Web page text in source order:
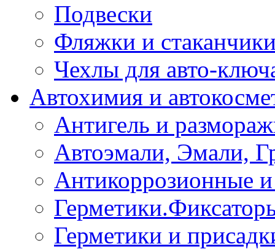
Подвески
Фляжки и
Чехлы для авто-
Автохимия и
Антигель и
Автоэмали, Эмали,
Антикоррозионные
Герметики и